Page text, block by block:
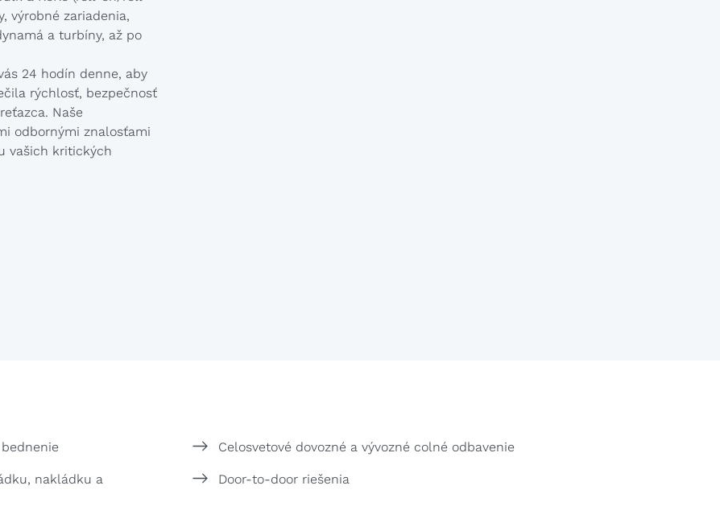
výrobné zariadenia,
a turbíny, až po
24 hodín denne, aby
rýchlosť, bezpečnosť
Naše
odbornými znalosťami
vašich kritických
nakládku a
Celosvetové dovozné a vývozné colné odbavenie
Door-to-door riešenia